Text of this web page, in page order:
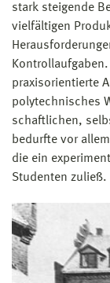
stark steigende
vielfältigen
praxisorientierte
polytechnisches
schaftlichen,
bedurfte vor
die ein
Studenten zuließ.